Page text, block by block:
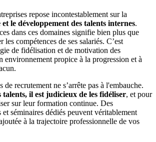
repose incontestablement sur la
le développement des talents internes.
dans ces domaines signifie bien plus que
les compétences de ses salariés. C’est
de fidélisation et de motivation des
environnement propice à la progression et à
de recrutement ne s’arrête pas à l'embauche.
il est judicieux de les fidéliser, et pour
sur leur formation continue. Des
et séminaires dédiés peuvent véritablement
à la trajectoire professionnelle de vos